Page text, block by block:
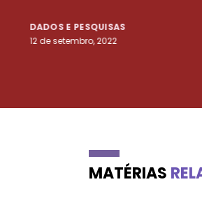
DADOS E PESQUISAS
12 de setembro, 2022
MATÉRIAS